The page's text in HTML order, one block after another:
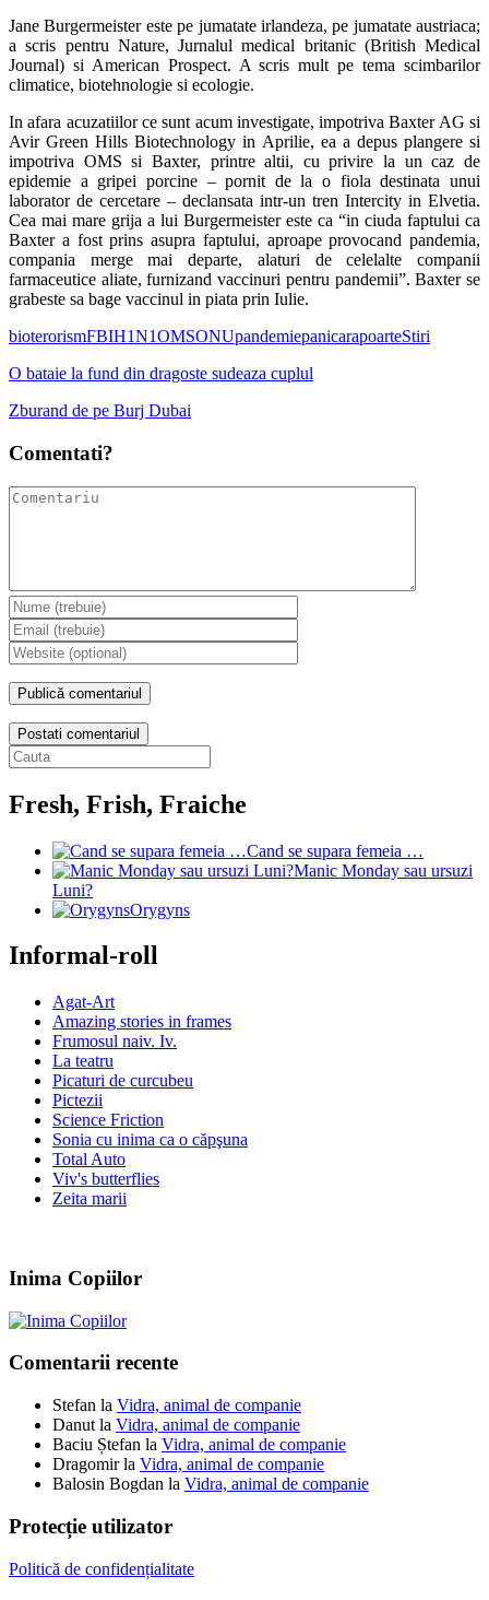
Jane Burgermeister este pe jumatate irlandeza, pe jumatate austriaca;
a scris pentru Nature, Jurnalul medical britanic (British Medical
Journal) si American Prospect. A scris mult pe tema scimbarilor
climatice, biotehnologie si ecologie.
In afara acuzatiilor ce sunt acum investigate, impotriva Baxter AG si
Avir Green Hills Biotechnology in Aprilie, ea a depus plangere si
impotriva OMS si Baxter, printre altii, cu privire la un caz de
epidemie a gripei porcine – pornit de la o fiola destinata unui
laborator de cercetare – declansata intr-un tren Intercity in Elvetia.
Cea mai mare grija a lui Burgermeister este ca “in ciuda faptului ca
Baxter a fost prins asupra faptului, aproape provocand pandemia,
compania merge mai departe, alaturi de celelalte companii
farmaceutice aliate, furnizand vaccinuri pentru pandemii”. Baxter se
grabeste sa bage vaccinul in piata prin Iulie.
bioterorismFBIH1N1OMSONUpandemiepanicarapoarteStiri
O bataie la fund din dragoste sudeaza cuplul
Zburand de pe Burj Dubai
Comentati?
Postati comentariul
Fresh, Frish, Fraiche
Cand se supara femeia …
Manic Monday sau ursuzi
Luni?
Orygyns
Informal-roll
Agat-Art
Amazing stories in frames
Frumosul naiv. Iv.
La teatru
Picaturi de curcubeu
Pictezii
Science Friction
Sonia cu inima ca o căpşuna
Total Auto
Viv's butterflies
Zeita marii
Inima Copiilor
Comentarii recente
Stefan la Vidra, animal de companie
Danut la Vidra, animal de companie
Baciu Ștefan la Vidra, animal de companie
Dragomirla Vidra, animal de companie
Balosin Bogdan la Vidra, animal de companie
Protecție utilizator
Politică de confidențialitate